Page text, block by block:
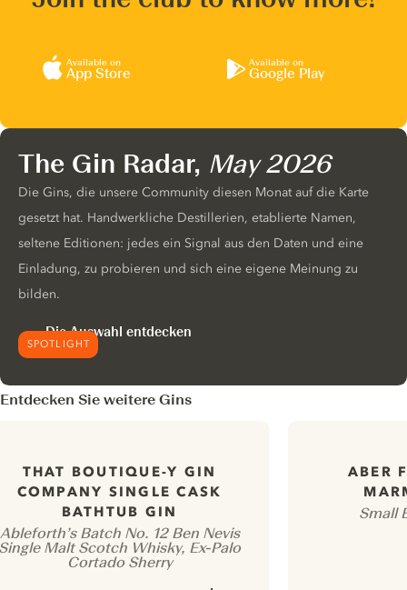
Available on
App Store
Available on
Google Play
SPOTLIGHT
The Gin Radar, May 2026
Die Gins, die unsere Community diesen Monat auf die Karte
gesetzt hat. Handwerkliche Destillerien, etablierte Namen,
seltene Editionen: jedes ein Signal aus den Daten und eine
Einladung, zu probieren und sich eine eigene Meinung zu
bilden.
Die Auswahl entdecken
Entdecken Sie weitere Gins
THAT BOUTIQUE-Y GIN
COMPANY SINGLE CASK
BATHTUB GIN
Ableforth’s Batch No. 12 Ben Nevis
Malt Scotch Whisky, Ex-Palo
Cortado Sherry
ABER
Small